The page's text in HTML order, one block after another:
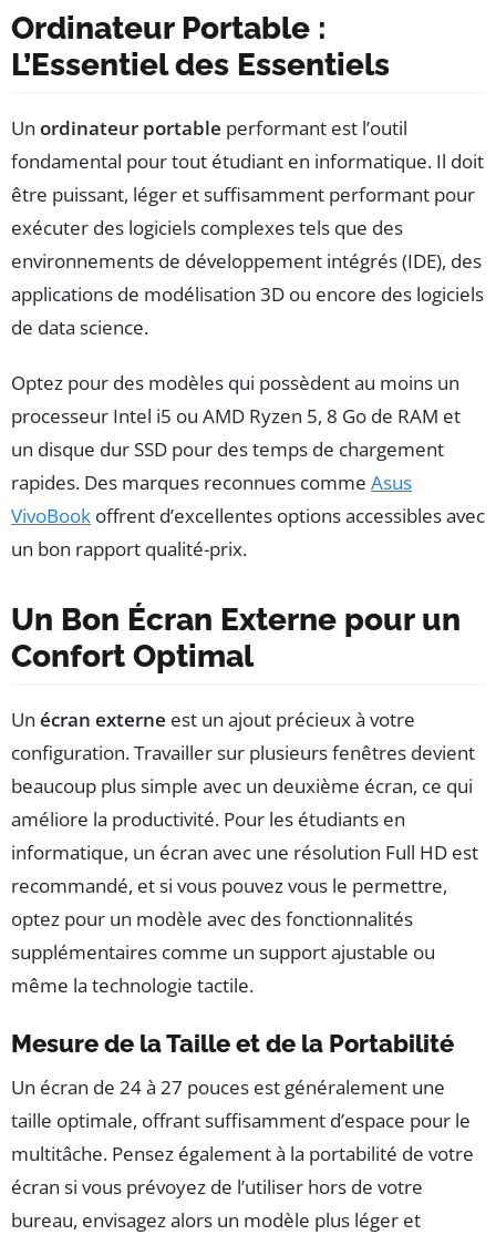
Ordinateur Portable :
L’Essentiel des Essentiels
Un ordinateur portable performant est l’outil
fondamental pour tout étudiant en informatique. Il doit
être puissant, léger et suffisamment performant pour
exécuter des logiciels complexes tels que des
environnements de développement intégrés (IDE), des
applications de modélisation 3D ou encore des logiciels
de data science.
Optez pour des modèles qui possèdent au moins un
processeur Intel i5 ou AMD Ryzen 5, 8 Go de RAM et
un disque dur SSD pour des temps de chargement
rapides. Des marques reconnues comme Asus
VivoBook offrent d’excellentes options accessibles avec
un bon rapport qualité-prix.
Un Bon Écran Externe pour un
Confort Optimal
Un écran externe est un ajout précieux à votre
configuration. Travailler sur plusieurs fenêtres devient
beaucoup plus simple avec un deuxième écran, ce qui
améliore la productivité. Pour les étudiants en
informatique, un écran avec une résolution Full HD est
recommandé, et si vous pouvez vous le permettre,
optez pour un modèle avec des fonctionnalités
supplémentaires comme un support ajustable ou
même la technologie tactile.
Mesure de la Taille et de la Portabilité
Un écran de 24 à 27 pouces est généralement une
taille optimale, offrant suffisamment d’espace pour le
multitâche. Pensez également à la portabilité de votre
écran si vous prévoyez de l’utiliser hors de votre
bureau, envisagez alors un modèle plus léger et